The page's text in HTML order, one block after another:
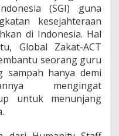
a
l
n
g
A
a
k
P
(SGI) guna
kesejahteraan
di Indonesia. Hal
Global Zakat-ACT
seorang guru
sampah hanya demi
mengingat
untuk menunjang